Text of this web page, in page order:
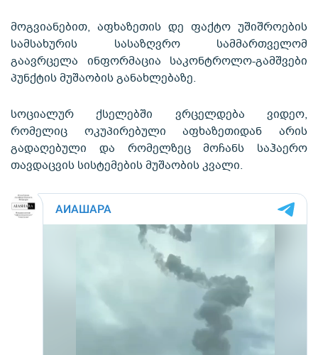
მოგვიანებით, აფხაზეთის დე ფაქტო უშიშროების
სამსახურის სასაზღვრო სამმართველომ
გაავრცელა ინფორმაცია საკონტროლო-გამშვები
პუნქტის მუშაობის განახლებაზე.
სოციალურ ქსელებში ვრცელდება ვიდეო,
რომელიც ოკუპირებული აფხაზეთიდან არის
გადაღებული და რომელზეც მოჩანს საჰაერო
თავდაცვის სისტემების მუშაობის კვალი.